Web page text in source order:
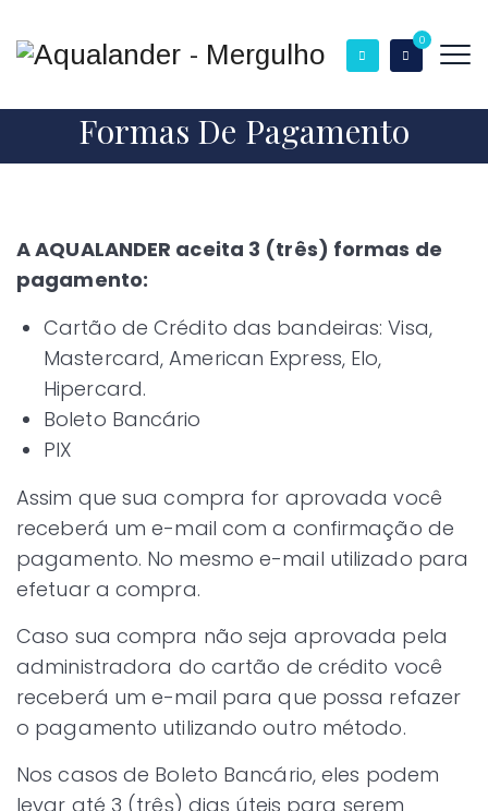
0
Formas De Pagamento
A AQUALANDER aceita 3 (três) formas de
pagamento:
Cartão de Crédito das bandeiras: Visa,
Mastercard, American Express, Elo,
Hipercard.
Boleto Bancário
PIX
Assim que sua compra for aprovada você
receberá um e-mail com a confirmação de
pagamento. No mesmo e-mail utilizado para
efetuar a compra.
Caso sua compra não seja aprovada pela
administradora do cartão de crédito você
receberá um e-mail para que possa refazer
o pagamento utilizando outro método.
Nos casos de Boleto Bancário, eles podem
levar até 3 (três) dias úteis para serem